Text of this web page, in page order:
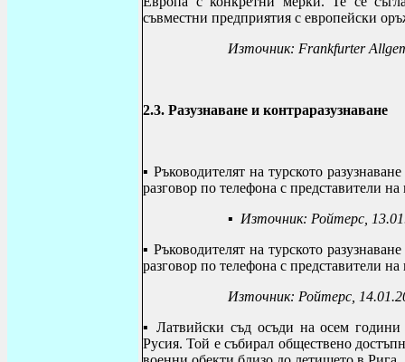
съвместни предприятия с европейски
Източник: Frankfurter
2.3. Разузнаване и контраразузнаване
▪ Ръководителят на турското
разговор по телефона с представители
▪ Източник: Ройтерс,
▪ Ръководителят на турското
разговор по телефона с представители
Източник: Ройтерс,
▪ Латвийски съд осъди на осем
Русия. Той е събирал обществено